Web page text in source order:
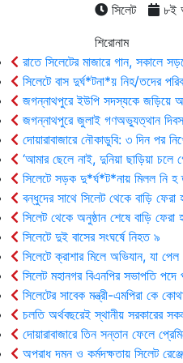
সিলেট
৮ই
শিরোনাম
রাতে সিলেটের মাজারে গান, সকালে
সিলেটে বাস দুর্ঘ*টনা*য় নিহ/তদের
জগন্নাথপুরে ইউপি সদস্যকে জড়িয়ে
জগন্নাথপুরে জুলাই গণঅভ্যুত্থান
দোয়ারাবাজারে নৌকাডুবি: ৩ দিন পর
‘আমার ছেলে নাই, দুনিয়া ছাড়িয়া চলে
সিলেটে সড়ক দু*র্ঘ*ট*নায় মিলল নি হ
বন্ধুদের সাথে সিলেট থেকে বাড়ি
সিলেট থেকে অনুষ্ঠান শেষে বাড়ি ফেরা
সিলেটে দুই বাসের সংঘর্ষে নিহত ৯
সিলেটে ক্রাশার মিলে অভিযান, যা
সিলেট মহানগর বিএনপির সভাপতি পদে
সিলেটের সাবেক মন্ত্রী-এমপিরা কে
চলতি অর্থবছরেই স্থানীয় সরকারের সকল
দোয়ারাবাজারে তিন সন্তান ফেলে
অপরাধ দমন ও কর্মদক্ষতায় সিলেট